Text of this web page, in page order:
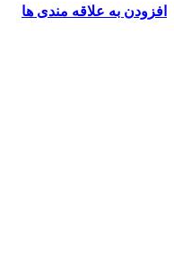
افزودن به علاقه مندی ها